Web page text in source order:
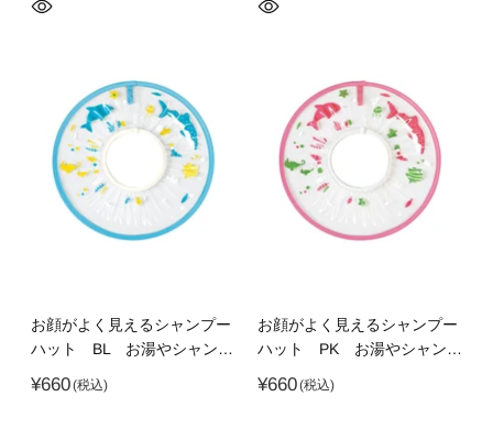
お顔がよく見えるシャンプー
ハット BL お湯やシャンプ
のシャンプーハット
¥660
お顔がよく見えるシャンプー
ハット PK お湯やシャンプ
のシャンプーハット
¥660